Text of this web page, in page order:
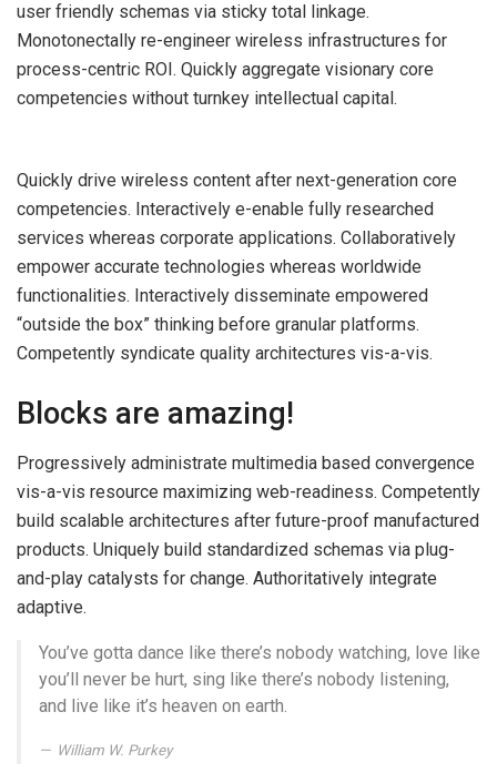
user friendly schemas via sticky total linkage.
Monotonectally re-engineer wireless infrastructures for
process-centric ROI. Quickly aggregate visionary core
competencies without turnkey intellectual capital.
Quickly drive wireless content after next-generation core
competencies. Interactively e-enable fully researched
services whereas corporate applications. Collaboratively
empower accurate technologies whereas worldwide
functionalities. Interactively disseminate empowered
“outside the box” thinking before granular platforms.
Competently syndicate quality architectures vis-a-vis.
Blocks are amazing!
Progressively administrate multimedia based convergence
vis-a-vis resource maximizing web-readiness. Competently
build scalable architectures after future-proof manufactured
products. Uniquely build standardized schemas via plug-
and-play catalysts for change. Authoritatively integrate
adaptive.
You’ve gotta dance like there’s nobody watching, love like
you’ll never be hurt, sing like there’s nobody listening,
and live like it’s heaven on earth.
William W. Purkey